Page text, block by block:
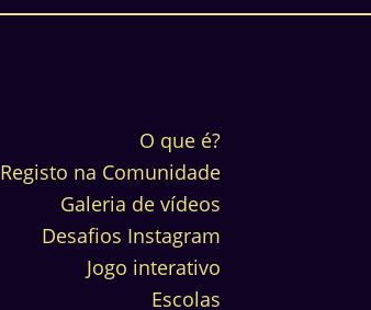
O que é?
Registo na Comunidade
Galeria de vídeos
Desafios Instagram
Jogo interativo
Escolas